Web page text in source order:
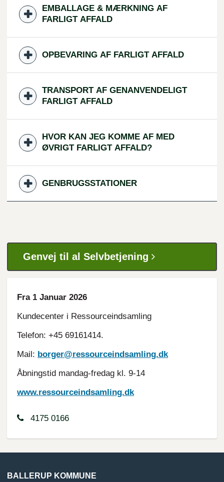
EMBALLAGE & MÆRKNING AF
FARLIGT AFFALD
OPBEVARING AF FARLIGT AFFALD
TRANSPORT AF GENANVENDELIGT
FARLIGT AFFALD
HVOR KAN JEG KOMME AF MED
ØVRIGT FARLIGT AFFALD?
GENBRUGSSTATIONER
Genvej til al Selvbetjening
Fra 1 Januar 2026
Kundecenter i Ressourceindsamling
Telefon: +45 69161414.
Mail: borger@ressourceindsamling.dk
Åbningstid mandag-fredag kl. 9-14
www.ressourceindsamling.dk
4175 0166
BALLERUP KOMMUNE